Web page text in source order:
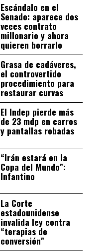
Escándalo en el
Senado: aparece dos
veces contrato
millonario y ahora
quieren borrarlo
Grasa de cadáveres,
el controvertido
procedimiento para
restaurar curvas
El Indep pierde más
de 23 mdp en carros
y pantallas robadas
“Irán estará en la
Copa del Mundo”:
Infantino
La Corte
estadounidense
invalida ley contra
“terapias de
conversión”